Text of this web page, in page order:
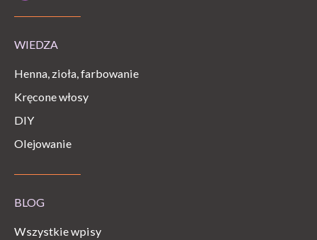
WIEDZA
Henna, zioła, farbowanie
Kręcone włosy
DIY
Olejowanie
BLOG
Wszystkie wpisy